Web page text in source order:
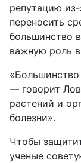
репутацию
переносить
большинство
важную роль
— говорит
растений и
болезни».
Чтобы
ученые